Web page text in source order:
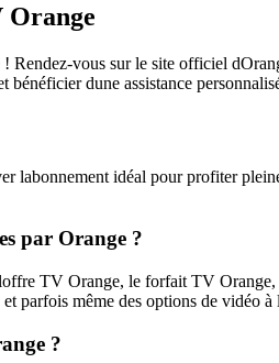
Orange
vous sur le site officiel
dune assistance
labonnement idéal pour profiter
par Orange ?
TV Orange, le forfait TV
parfois même des options de vidéo à
?